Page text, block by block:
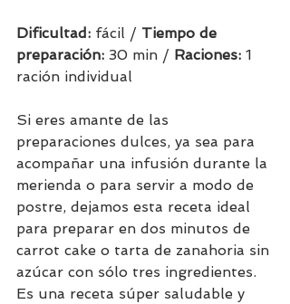
Dificultad: fácil / Tiempo de
preparación: 30 min / Raciones: 1
ración individual
Si eres amante de las
preparaciones dulces, ya sea para
acompañar una infusión durante la
merienda o para servir a modo de
postre, dejamos esta receta ideal
para preparar en dos minutos de
carrot cake o tarta de zanahoria sin
azúcar con sólo tres ingredientes.
Es una receta súper saludable y